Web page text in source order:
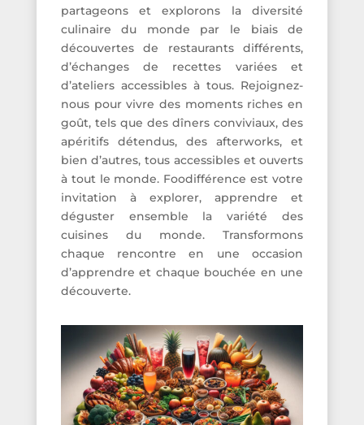
partageons et explorons la diversité
culinaire du monde par le biais de
découvertes de restaurants différents,
d’échanges de recettes variées et
d’ateliers accessibles à tous. Rejoignez-
nous pour vivre des moments riches en
goût, tels que des dîners conviviaux, des
apéritifs détendus, des afterworks, et
bien d’autres, tous accessibles et ouverts
à tout le monde. Foodifférence est votre
invitation à explorer, apprendre et
déguster ensemble la variété des
cuisines du monde. Transformons
chaque rencontre en une occasion
d’apprendre et chaque bouchée en une
découverte.